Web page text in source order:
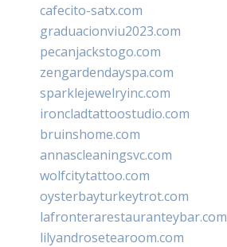
cafecito-satx.com
graduacionviu2023.com
pecanjackstogo.com
zengardendayspa.com
sparklejewelryinc.com
ironcladtattoostudio.com
bruinshome.com
annascleaningsvc.com
wolfcitytattoo.com
oysterbayturkeytrot.com
lafronterarestauranteybar.com
lilyandrosetearoom.com